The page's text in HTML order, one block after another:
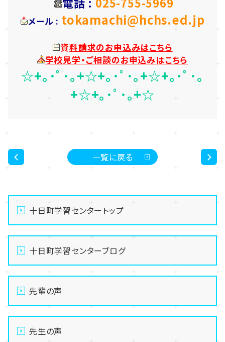
メール : tokamachi@hchs.ed.jp
資料請求のお申込みはこちら
学校見学・ご相談のお申込みはこちら
☆+｡･ﾟ･｡+☆+｡･ﾟ･｡+☆+｡･ﾟ･｡
+☆+｡･ﾟ･｡+☆
一覧に戻る
十日町学習センタートップ
十日町学習センターブログ
先輩の声
先生の声